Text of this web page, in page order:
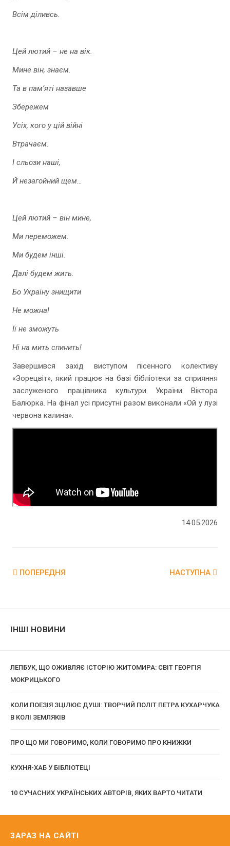
Всім діливсь.
Цей лютий – не на вік.
Мине він, знаєм.
Та в пам’яті назавше
Збережем
Усіх, кого у цій війні
Втрачаєм.
І сльози наші,
Й незагойний щем…
Цей лютий – він мине,
Ми переможем.
Ми будем інші.
Далі будем жить.
Бо Україну знищити
Не можна!
Її не зможуть
Ні на мить спинить!
Завершився захід виступом пісенного колективу
«Зорецвіт», який працює на базі бібліотеки за сприяння
заслуженого працівника культури України Віктора
Балюрка. На фінал усі присутні разом виконали «Ой у лузі
червона калина».
14.05.2026
ПОПЕРЕДНЯ НАСТУПНА
ІНШІ НОВИНИ
ЛЕПБУК, ЩО ОЖИВЛЯЄ ІСТОРІЮ ЖИТОМИРА: СВІТ ГЕОРГІЯ
МОКРИЦЬКОГО
КОЛИ ПОЕЗІЯ ЗЦІЛЮЄ ДУШІ: ТВОРЧИЙ ПОЛІТ ПЕТРА КУХАРЧУКА
В КОЛІ ЗЕМЛЯКІВ
ПРО ЩО МИ ГОВОРИМО, КОЛИ ГОВОРИМО ПРО КНИЖКИ
КУХНЯ-ХАБ У БІБЛІОТЕЦІ
10 СУЧАСНИХ УКРАЇНСЬКИХ АВТОРІВ, ЯКИХ ВАРТО ЧИТАТИ
ЗАРАЗ НА САЙТІ